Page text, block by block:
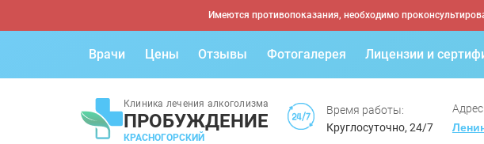
Имеются противопоказания, необходимо
Врачи Цены Отзывы Фотогалерея Лицензии и
Клиника лечения алкоголизма
ПРОБУЖДЕНИЕ
КРАСНОГОРСКИЙ
Время работы:
Круглосуточно, 24/7